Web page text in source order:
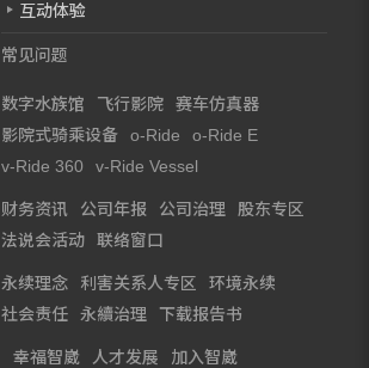
互动体验
常见问题
数字水族馆 飞行影院
赛车仿真器
影院式骑乘设备
o-Ride
o-Ride E
v-Ride 360
v-Ride Vessel
财务资讯 公司年报 公司治理
股东专区
法说会活动
联络窗口
永续理念 利害关系人专区
环境永续
社会责任
永續治理 下载报告书
幸福智崴 人才发展 加入智崴